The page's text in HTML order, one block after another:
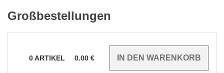
Großbestellungen
0ARTIKEL 0.00 €